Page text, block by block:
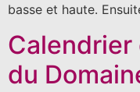
basse et haute.
Calendrier
du